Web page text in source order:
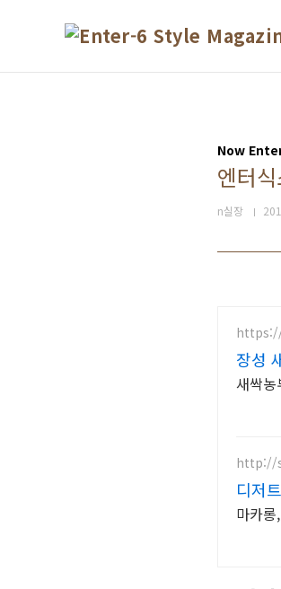
Now
엔터
n실장
장성
새싹농
http://
디저
마카